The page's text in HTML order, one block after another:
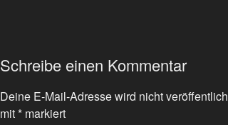
Schreibe einen Kommentar
Deine E-Mail-Adresse wird nicht
mit* markiert